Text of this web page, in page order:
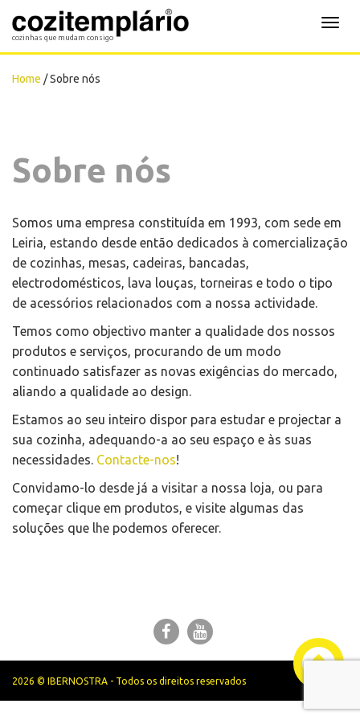
Cozitemplário
cozinhas que mudam consigo
Home / Sobre nós
Sobre nós
Somos uma empresa constituída em 1993, com sede em
Leiria, estando desde então dedicados à comercialização
de cozinhas, mesas, cadeiras, bancadas,
electrodomésticos, lava louças, torneiras e todo o tipo
de acessórios relacionados com a nossa actividade.
Temos como objectivo manter a qualidade dos nossos
produtos e serviços, procurando de um modo
continuado satisfazer as novas exigências do mercado,
aliando a qualidade ao design.
Estamos ao seu inteiro dispor para estudar e projectar a
sua cozinha, adequando-a ao seu espaço e às suas
necessidades. Contacte-nos!
Convidamo-lo desde já a visitar a nossa loja, ou para
começar clique em produtos, e visite algumas das
soluções que lhe podemos oferecer.
2026 © IBERNOSTRA - Todos os direitos reservados